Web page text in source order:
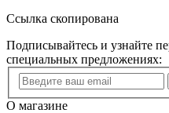
Ссылка скопирована
Подписывайтесь и узнайте
специальных предложениях:
О магазине